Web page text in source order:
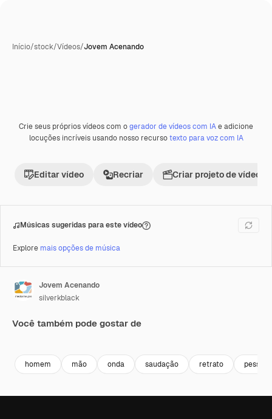
Início/stock/Vídeos/Jovem Acenando
Premium
Crie seus próprios vídeos com ogerador de vídeos com IAe adicione
locuções incríveis usando nosso recursotexto para voz com IA
Editar vídeo Recriar Criar projeto de vídeo
Músicas sugeridas para este vídeo
Explore mais opções de música
Jovem Acenando
silverkblack
Você também pode gostar de
homem mão onda saudação retrato pessoa